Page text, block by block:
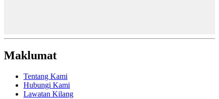
Maklumat
Tentang Kami
Hubungi Kami
Lawatan Kilang